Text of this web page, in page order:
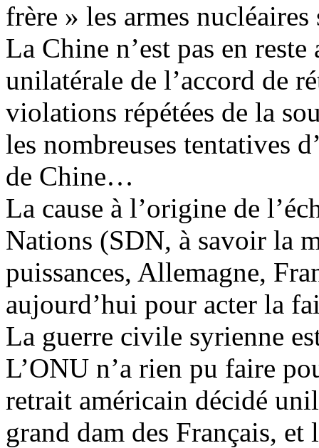
frère » les armes
La Chine n’est pas en
unilatérale de l’accord de
violations répétées de la
les nombreuses tentatives
de Chine…
La cause à l’origine de
Nations (SDN, à savoir la
puissances, Allemagne,
aujourd’hui pour acter la
La guerre civile syrienne
L’ONU n’a rien pu faire
retrait américain décidé
grand dam des Français,